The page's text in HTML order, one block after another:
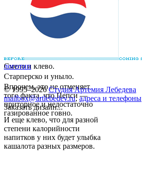
Смело и клево.
Старперско и уныло.
Впрочем, это не отменяет
того факта, что Пепси —
приторное и недостаточно
газированное говно.
И еще клево, что для разной
степени калорийности
напитков у них будет улыбка
кашалота разных размеров.
логотип
© 1995–2026 Студия Артемия Лебедева
mailbox@artlebedev.ru, адреса и телефоны
Заказать дизайн...